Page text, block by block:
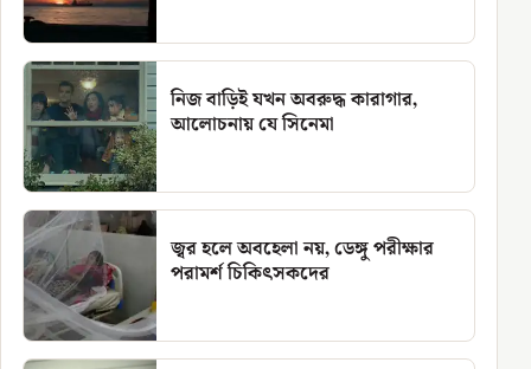
নিজ বাড়িই যখন অবরুদ্ধ কারাগার,
আলোচনায় যে সিনেমা
জ্বর হলে অবহেলা নয়, ডেঙ্গু পরীক্ষার
পরামর্শ চিকিৎসকদের